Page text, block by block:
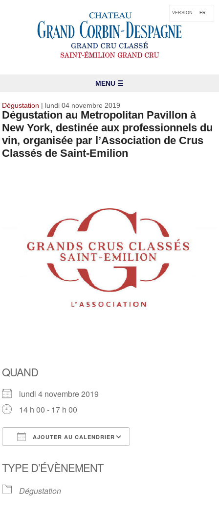
VERSION FR
MENU ☰
Dégustation | lundi 04 novembre 2019
Dégustation au Metropolitan Pavillon à
New York, destinée aux professionnels du
vin, organisée par l’Association de Crus
Classés de Saint-Emilion
QUAND
lundi 4 novembre 2019
14 h 00 - 17 h 00
AJOUTER AU CALENDRIER
TYPE D’ÉVÈNEMENT
Dégustation